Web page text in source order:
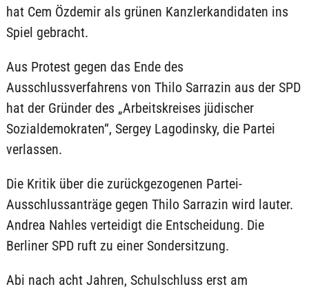
hat Cem Özdemir als grünen Kanzlerkandidaten ins
Spiel gebracht.
Aus Protest gegen das Ende des
Ausschlussverfahrens von Thilo Sarrazin aus der SPD
hat der Gründer des „Arbeitskreises jüdischer
Sozialdemokraten“, Sergey Lagodinsky, die Partei
verlassen.
Die Kritik über die zurückgezogenen Partei-
Ausschlussanträge gegen Thilo Sarrazin wird lauter.
Andrea Nahles verteidigt die Entscheidung. Die
Berliner SPD ruft zu einer Sondersitzung.
Abi nach acht Jahren, Schulschluss erst am